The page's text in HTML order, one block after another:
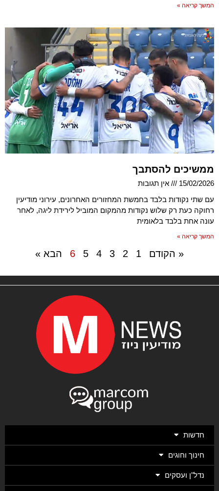
המשך קריאה »
ממשיכים להסתבך
15/02/2026
אין תגובות
עם שתי נקודות בלבד בחמשת המחזורים האחרונים, עירוני מודיעין
רחוקה כעת רק שלוש נקודות מהמקום המוביל לירידת ליגה, לאחר
עונה אחת בלבד בלאומית
המשך קריאה »
« הקודם 1
2
3
4
5
6 הבא »
חדשות
חינוך וחוגים
נדל"ן ועסקים